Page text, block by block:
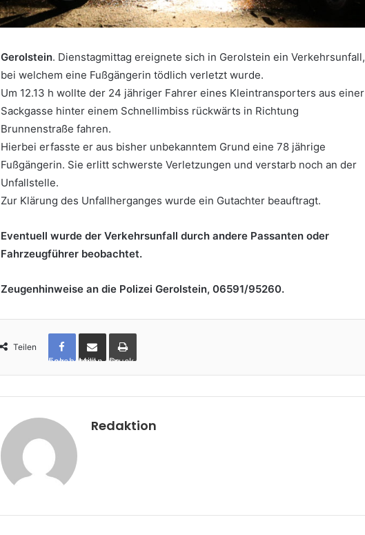
Gerolstein. Dienstagmittag ereignete sich in Gerolstein ein Verkehrsunfall,
bei welchem eine Fußgängerin tödlich verletzt wurde.
Um 12.13 h wollte der 24 jähriger Fahrer eines Kleintransporters aus einer
Sackgasse hinter einem Schnellimbiss rückwärts in Richtung
Brunnenstraße fahren.
Hierbei erfasste er aus bisher unbekanntem Grund eine 78 jährige
Fußgängerin. Sie erlitt schwerste Verletzungen und verstarb noch an der
Unfallstelle.
Zur Klärung des Unfallherganges wurde ein Gutachter beauftragt.
Eventuell wurde der Verkehrsunfall durch andere Passanten oder
Fahrzeugführer beobachtet.
Zeugenhinweise an die Polizei Gerolstein, 06591/95260.
Teilen
Facebook per Mail teilen Drucken
Redaktion